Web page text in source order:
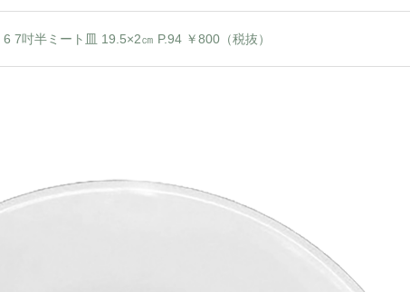
7吋半ミート皿 19.5×2㎝ P.94 ￥800（税抜）